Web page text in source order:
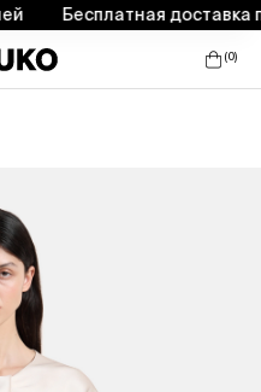
Бесплатная доставка
(0)